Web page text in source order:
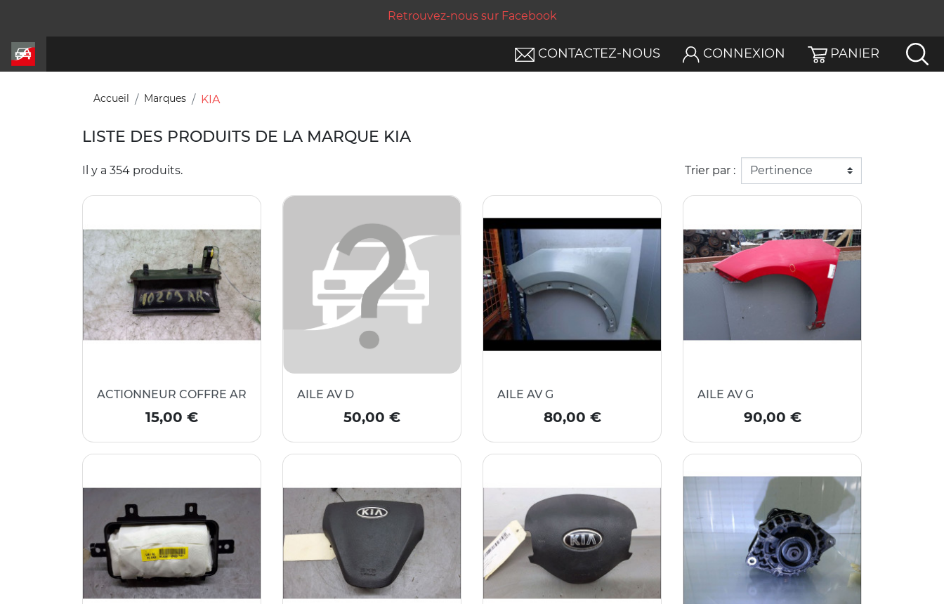
Retrouvez-nous sur Facebook
CONTACTEZ-NOUS CONNEXION PANIER
Accueil Marques KIA
LISTE DES PRODUITS DE LA MARQUE KIA
Il y a 354 produits. Trier par :
ACTIONNEUR COFFRE AR
Prix
15,00 €
AILE AV D
Prix
50,00 €
AILE AV G
Prix
80,00 €
AILE AV G
Prix
90,00 €